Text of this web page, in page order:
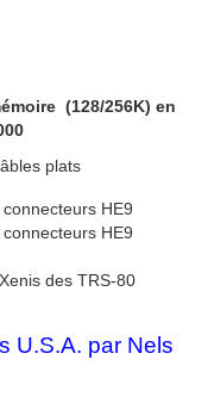
(128/256K) en
plats
HE9
HE9
des TRS-80
U.S.A. par Nels